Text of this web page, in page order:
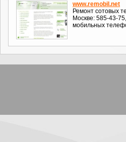
www.remobil.net
Ремонт сотовых
Москве: 585-43-
мобильных